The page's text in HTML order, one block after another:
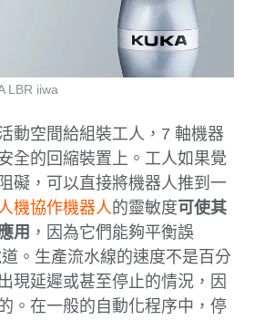
動空間給組裝工人，7 軸機器
全的回縮裝置上。工人如果覺
礙，可以直接將機器人推到一
人機協作機器人的靈敏度可使其
用 ，因為它們能夠平衡誤
。生產流水線的速度不是百分
現延遲或甚至停止的情況，因
。在一般的自動化程序中，停
LBR iiwa